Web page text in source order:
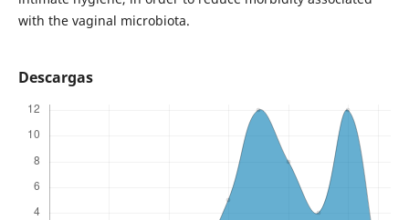
with the vaginal microbiota.
Descargas